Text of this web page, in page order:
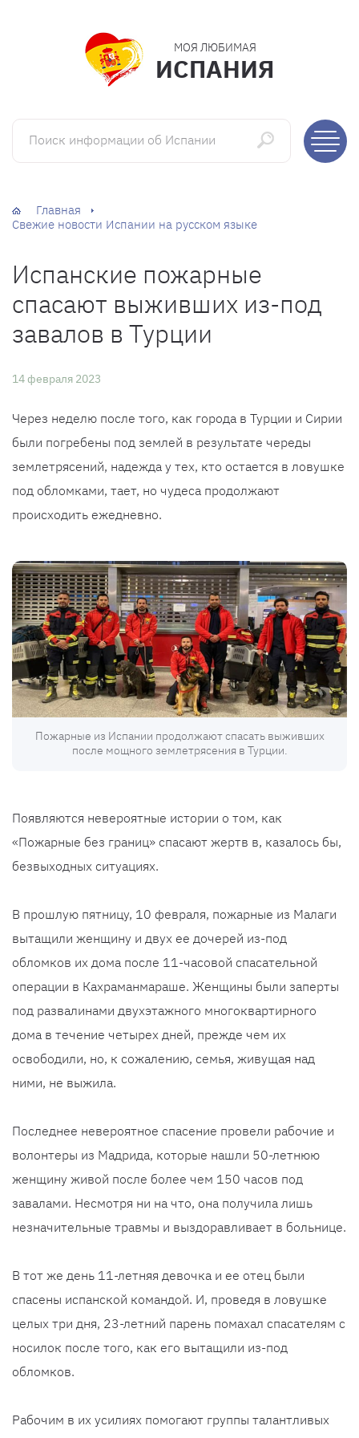
МОЯ ЛЮБИМАЯ
ИСПАНИЯ
Поиск информации об Испании
Главная
Свежие новости Испании на русском языке
Испанские пожарные
спасают выживших из-под
завалов в Турции
14 февраля 2023
Через неделю после того, как города в Турции и Сирии
были погребены под землей в результате череды
землетрясений, надежда у тех, кто остается в ловушке
под обломками, тает, но чудеса продолжают
происходить ежедневно.
Пожарные из Испании продолжают спасать выживших
после мощного землетрясения в Турции.
Появляются невероятные истории о том, как
«Пожарные без границ» спасают жертв в, казалось бы,
безвыходных ситуациях.
В прошлую пятницу, 10 февраля, пожарные из Малаги
вытащили женщину и двух ее дочерей из-под
обломков их дома после 11-часовой спасательной
операции в Кахраманмараше. Женщины были заперты
под развалинами двухэтажного многоквартирного
дома в течение четырех дней, прежде чем их
освободили, но, к сожалению, семья, живущая над
ними, не выжила.
Последнее невероятное спасение провели рабочие и
волонтеры из Мадрида, которые нашли 50-летнюю
женщину живой после более чем 150 часов под
завалами. Несмотря ни на что, она получила лишь
незначительные травмы и выздоравливает в больнице.
В тот же день 11-летняя девочка и ее отец были
спасены испанской командой. И, проведя в ловушке
целых три дня, 23-летний парень помахал спасателям с
носилок после того, как его вытащили из-под
обломков.
Рабочим в их усилиях помогают группы талантливых